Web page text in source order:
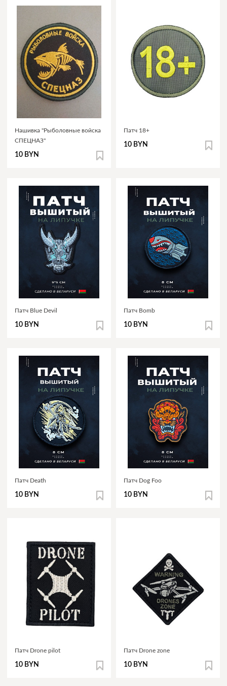
Нашивка "Рыболовные войска
СПЕЦНАЗ"
10 BYN
Патч 18+
10 BYN
Патч Blue Devil
10 BYN
Патч Bomb
10 BYN
Патч Death
10 BYN
Патч Dog Foo
10 BYN
Патч Drone pilot
10 BYN
Патч Drone zone
10 BYN